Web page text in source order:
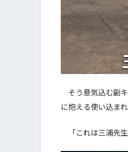
そう意気込む副
に抱える使い込ま
「これは三浦先生